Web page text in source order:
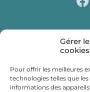
Gérer
cookies
Pour offrir les meilleures
technologies telles que
informations des
© Centre
Déontologie